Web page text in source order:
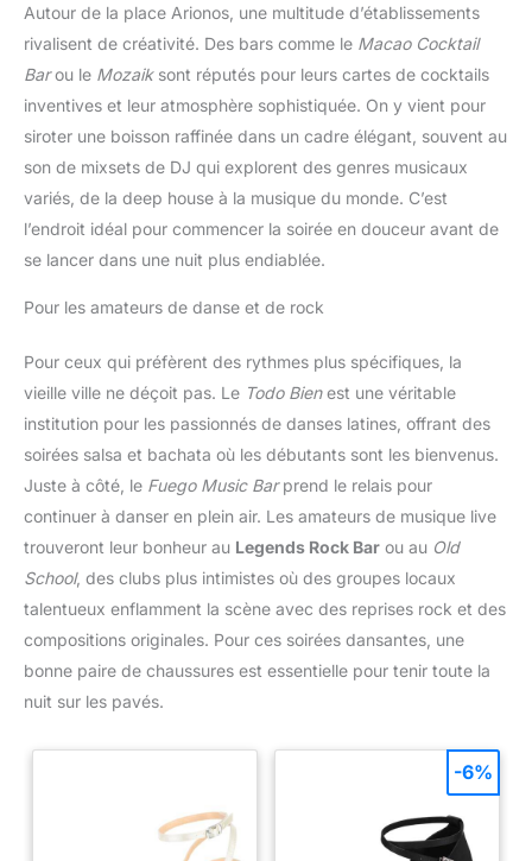
Autour de la place Arionos, une multitude d’établissements
rivalisent de créativité. Des bars comme le Macao Cocktail
Barou le Mozaiksont réputés pour leurs cartes de cocktails
inventives et leur atmosphère sophistiquée. On y vient pour
siroter une boisson raffinée dans un cadre élégant, souvent au
son de mixsets de DJ qui explorent des genres musicaux
variés, de la deep house à la musique du monde. C’est
l’endroit idéal pour commencer la soirée en douceur avant de
se lancer dans une nuit plus endiablée.
Pour les amateurs de danse et de rock
Pour ceux qui préfèrent des rythmes plus spécifiques, la
vieille ville ne déçoit pas. Le Todo Bienest une véritable
institution pour les passionnés de danses latines, offrant des
soirées salsa et bachata où les débutants sont les bienvenus.
Juste à côté, le Fuego Music Barprend le relais pour
continuer à danser en plein air. Les amateurs de musique live
trouveront leur bonheur au Legends Rock Bar ou au Old
School, des clubs plus intimistes où des groupes locaux
talentueux enflamment la scène avec des reprises rock et des
compositions originales. Pour ces soirées dansantes, une
bonne paire de chaussures est essentielle pour tenir toute la
nuit sur les pavés.
-6%